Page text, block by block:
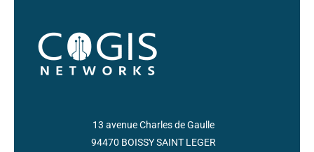
13 avenue Charles de Gaulle
94470 BOISSY SAINT LEGER